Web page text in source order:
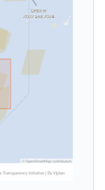
の反応】
都市と結んだ約
の反応）
指標が完全に真
体してくれ」
本がアニメ化し
、あの頃のネッ
えたサイトの